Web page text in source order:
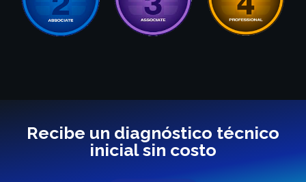
Recibe un diagnóstico técnico
inicial sin costo